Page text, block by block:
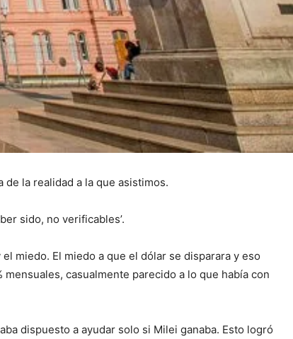
la realidad a la que asistimos.
sido, no verificables’.
El miedo a que el dólar se disparara y eso
casualmente parecido a lo que había con
dispuesto a ayudar solo si Milei ganaba. Esto logró